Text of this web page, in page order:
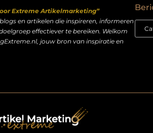
Extreme Artikelmarketing”
en artikelen die inspireren, informeren
effectiever te bereiken. Welkom
jouw bron van inspiratie en